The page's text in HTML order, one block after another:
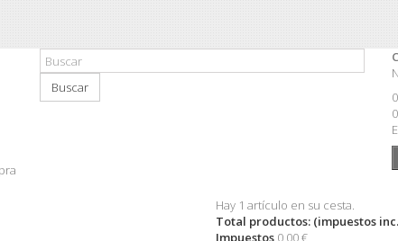
Buscar
Hay 1 artículo en su cesta.
Total productos: (impuestos
Impuestos 0,00 €